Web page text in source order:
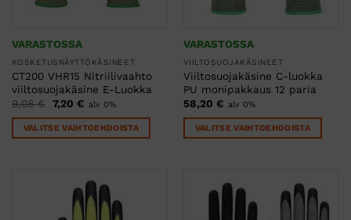
VARASTOSSA
KOSKETUSNÄYTTÖKÄSINEET
CT200 VHR15 Nitriilivaahto
viiltosuojakäsine E-Luokka
9,08€ Alkuperäinen
hinta
oli:
9,08 €.
7,20 €Nykyinen
on:
7,20 €.
alv 0%
VALITSE VAIHTOEHDOISTA
muunnelma.
VARASTOSSA
VIILTOSUOJAKÄSINEET
Viiltosuojakäsine C-luokka
PU monipakkaus 12 paria
58,20 € alv 0%
VALITSE VAIHTOEHDOISTA
useampi